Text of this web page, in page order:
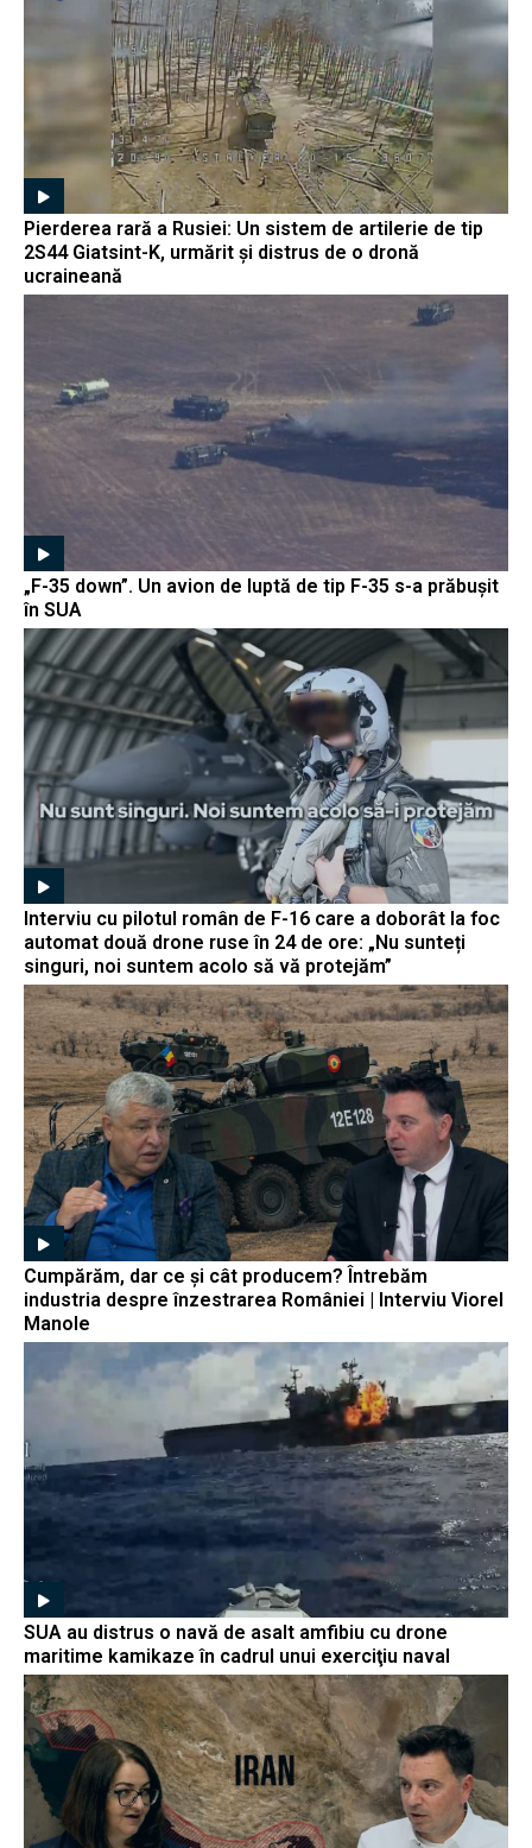
Pierderea rară a Rusiei: Un sistem de artilerie de tip
2S44 Giatsint-K, urmărit și distrus de o dronă
ucraineană
„F-35 down”. Un avion de luptă de tip F-35 s-a prăbușit
în SUA
Interviu cu pilotul român de F-16 care a doborât la foc
automat două drone ruse în 24 de ore: „Nu sunteți
singuri, noi suntem acolo să vă protejăm”
Cumpărăm, dar ce și cât producem? Întrebăm
industria despre înzestrarea României | Interviu Viorel
Manole
SUA au distrus o navă de asalt amfibiu cu drone
maritime kamikaze în cadrul unui exerciţiu naval